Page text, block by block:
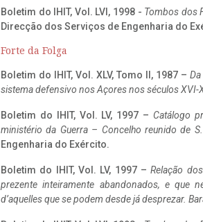
Boletim do IHIT, Vol. LVI, 1998 - Tombos dos
Direcção dos Serviços de Engenharia do
Forte da Folga
Boletim do IHIT, Vol. XLV, Tomo II, 1987 –
sistema defensivo nos Açores nos séculos XVI-
Boletim do IHIT, Vol. LV, 1997 – Catálogo
ministério da Guerra – Concelho reunido de S.
Engenharia do Exército.
Boletim do IHIT, Vol. LV, 1997 –Relação
prezente inteiramente abandonados, e que
d’aquelles que se podem desde já desprezar.